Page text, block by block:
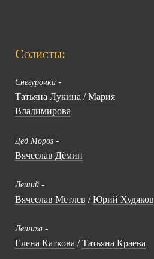
Солисты:
Снегурочка-
Татьяна Лукина /Мария
Владимирова
Дед Мороз-
Вячеслав Дёмин
Леший-
Вячеслав Метлев /Юрий Худяков
Лешиха-
Елена Каткова /Татьяна Краева